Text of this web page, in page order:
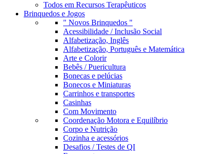
Todos em Recursos Terapêuticos
Brinquedos e Jogos
" Novos Brinquedos "
Acessibilidade / Inclusão Social
Alfabetização, Inglês
Alfabetização, Português e Matemática
Arte e Colorir
Bebês / Puericultura
Bonecas e pelúcias
Bonecos e Miniaturas
Carrinhos e transportes
Casinhas
Com Movimento
Coordenação Motora e Equilíbrio
Corpo e Nutrição
Cozinha e acessórios
Desafios / Testes de QI